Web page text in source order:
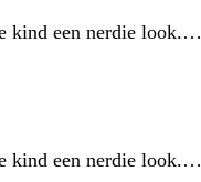
kind een nerdie look.…
kind een nerdie look.…